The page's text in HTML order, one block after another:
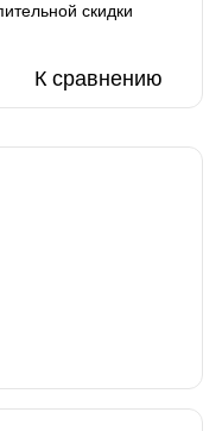
скидки
К сравнению